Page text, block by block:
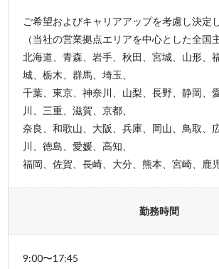
ご希望およびキャリアアップを考慮し決定
（当社の営業拠点エリアを中心とした全国
北海道、青森、岩手、秋田、宮城、山形、
城、栃木、群馬、埼玉、
千葉、東京、神奈川、山梨、長野、静岡、
川、三重、滋賀、京都、
奈良、和歌山、大阪、兵庫、岡山、鳥取、
川、徳島、愛媛、高知、
福岡、佐賀、長崎、大分、熊本、宮崎、鹿
勤務時間
9:00〜17:45